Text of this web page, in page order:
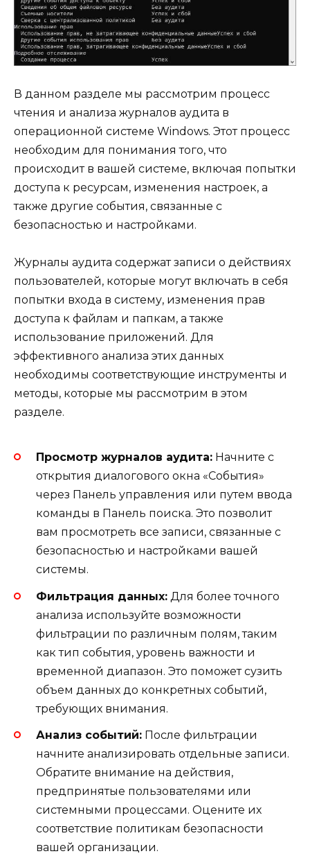
В данном разделе мы рассмотрим процесс
чтения и анализа журналов аудита в
операционной системе Windows. Этот процесс
необходим для понимания того, что
происходит в вашей системе, включая попытки
доступа к ресурсам, изменения настроек, а
также другие события, связанные с
безопасностью и настройками.
Журналы аудита содержат записи о действиях
пользователей, которые могут включать в себя
попытки входа в систему, изменения прав
доступа к файлам и папкам, а также
использование приложений. Для
эффективного анализа этих данных
необходимы соответствующие инструменты и
методы, которые мы рассмотрим в этом
разделе.
Просмотр журналов аудита: Начните с
открытия диалогового окна «События»
через Панель управления или путем ввода
команды в Панель поиска. Это позволит
вам просмотреть все записи, связанные с
безопасностью и настройками вашей
системы.
Фильтрация данных: Для более точного
анализа используйте возможности
фильтрации по различным полям, таким
как тип события, уровень важности и
временной диапазон. Это поможет сузить
объем данных до конкретных событий,
требующих внимания.
Анализ событий: После фильтрации
начните анализировать отдельные записи.
Обратите внимание на действия,
предпринятые пользователями или
системными процессами. Оцените их
соответствие политикам безопасности
вашей организации.